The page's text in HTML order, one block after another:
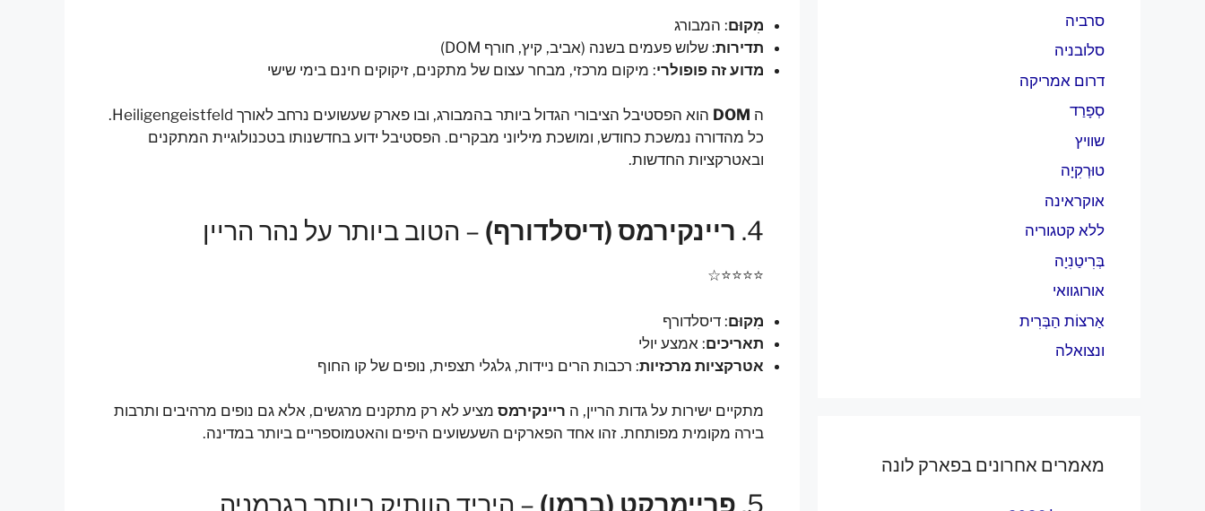
מִקוּם: המבורג
תדירות: שלוש פעמים בשנה (אביב, קיץ, חורף DOM)
מדוע זה פופולרי: מיקום מרכזי, מבחר עצום של מתקנים, זיקוקים חינם בימי שישי
ה DOM
הוא הפסטיבל הציבורי הגדול ביותר בהמבורג, ובו פארק שעשועים נרחב לאורך Heiligengeistfeld.
כל מהדורה נמשכת כחודש, ומושכת מיליוני מבקרים. הפסטיבל ידוע בחדשנותו בטכנולוגיית המתקנים
ובאטרקציות החדשות.
4. ריינקירמס (דיסלדורף) – הטוב ביותר על נהר הריין
⭐⭐⭐⭐☆
מִקוּם: דיסלדורף
תאריכים: אמצע יולי
אטרקציות מרכזיות: רכבות הרים ניידות, גלגלי תצפית, נופים של קו החוף
מתקיים ישירות על גדות הריין, ה ריינקירמס מציע לא רק מתקנים מרגשים, אלא גם נופים מרהיבים ותרבות
בירה מקומית מפותחת. זהו אחד הפארקים השעשועים היפים והאטמוספריים ביותר במדינה.
5. פריימרקט (ברמן) – היריד הוותיק ביותר בגרמניה
סרביה
סלובניה
דרום אמריקה
סְפָרַד
שוויץ
טוּרְקִיָה
אוקראינה
ללא קטגוריה
בְּרִיטַנִיָה
אורוגוואי
אַרצוֹת הַבְּרִית
ונצואלה
מאמרים אחרונים בפארק לונה